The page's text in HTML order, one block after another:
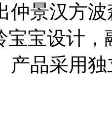
仲景汉方
宝宝设计
产品采用